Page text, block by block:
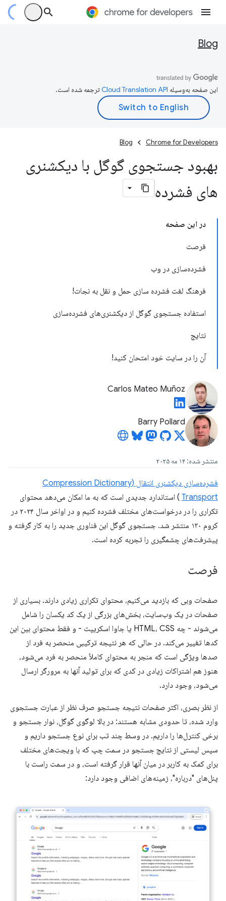
Blog
این صفحه به‌وسیله ترجمه شده است.
Chrome for Developers
Blog
بهبود جستجوی گوگل با دیکشنری
های فشرده
در این صفحه
فرصت
فشرده‌سازی در وب
فرهنگ لغت فشرده سازی حمل و نقل به نجات!
استفاده جستجوی گوگل از دیکشنری‌های فشرده‌سازی
نتایج
آن را در سایت خود امتحان کنید!
Carlos Mateo Muñoz
Barry Pollard
منتشر شده: ۱۴ مه ۲۰۲۵
فشرده‌سازی دیکشنری انتقال (Compression Dictionary
Transport ) استاندارد جدیدی است که به ما امکان می‌دهد محتوای
تکراری را در درخواست‌های مختلف فشرده کنیم و در اواخر سال ۲۰۲۴ در
کروم ۱۳۰ منتشر شد. جستجوی گوگل این فناوری جدید را به کار گرفته و
پیشرفت‌های چشمگیری را تجربه کرده است.
فرصت
صفحات وبی که بازدید می‌کنیم، محتوای تکراری زیادی دارند. بسیاری از
صفحات در یک وب‌سایت، بخش‌های بزرگی از یک کد یکسان را شامل
می‌شوند - چه HTML، CSS یا جاوا اسکریپت - و فقط محتوای بین این
کدها تغییر می‌کند. در حالی که هر نتیجه ترکیبی منحصر به فرد از
صدها ویژگی است که منجر به محتوای کاملاً منحصر به فرد می‌شود،
هنوز هم اشتراکات زیادی در کدی که برای تولید آنها به مرورگر ارسال
می‌شود، وجود دارد.
از نظر بصری، اکثر صفحات نتیجه جستجو صرف نظر از عبارت جستجوی
وارد شده، تا حدودی مشابه هستند: در بالا لوگوی گوگل، نوار جستجو و
برخی کنترل‌ها را داریم. در وسط چند تب برای نوع جستجو داریم و
سپس لیستی از نتایج جستجو در سمت چپ که با ویجت‌های مختلف
برای کمک به کاربر در میان آنها قرار گرفته است، و در سمت راست با
پنل‌های "درباره"، زمینه‌های اضافی وجود دارد: